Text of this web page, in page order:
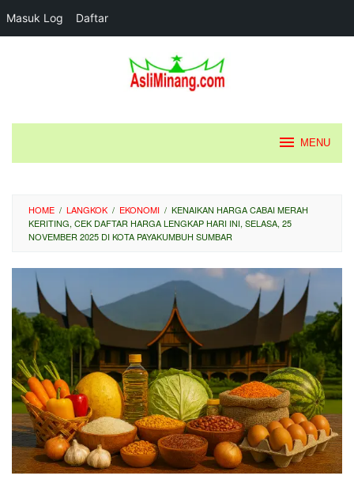
Masuk Log Daftar
MENU
HOME / LANGKOK / EKONOMI / KENAIKAN HARGA CABAI MERAH
KERITING, CEK DAFTAR HARGA LENGKAP HARI INI, SELASA, 25
NOVEMBER 2025 DI KOTA PAYAKUMBUH SUMBAR